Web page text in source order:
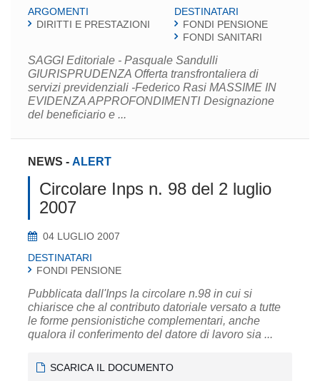
ARGOMENTI
DIRITTI E PRESTAZIONI
DESTINATARI
FONDI PENSIONE
FONDI SANITARI
SAGGI Editoriale - Pasquale Sandulli
GIURISPRUDENZA Offerta transfrontaliera di
servizi previdenziali -Federico Rasi MASSIME IN
EVIDENZA APPROFONDIMENTI Designazione
del beneficiario e ...
NEWS - ALERT
Circolare Inps n. 98 del 2 luglio
2007
04 LUGLIO 2007
DESTINATARI
FONDI PENSIONE
Pubblicata dall'Inps la circolare n.98 in cui si
chiarisce che al contributo datoriale versato a tutte
le forme pensionistiche complementari, anche
qualora il conferimento del datore di lavoro sia ...
SCARICA IL DOCUMENTO